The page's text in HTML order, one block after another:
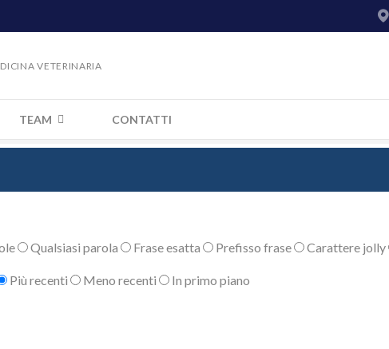
VETERINARIA
TEAM CONTATTI
Qualsiasi parola Frase esatta Prefisso frase Carattere jolly
Più recenti Meno recenti In primo piano